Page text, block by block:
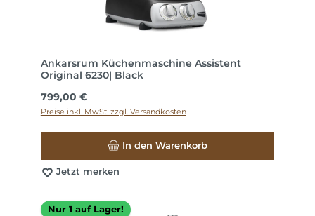
Ankarsrum Küchenmaschine Assistent
Original 6230| Black
Regulärer Preis:
799,00 €
Preise inkl. MwSt. zzgl. Versandkosten
In den Warenkorb
Jetzt merken
Nur 1 auf Lager!